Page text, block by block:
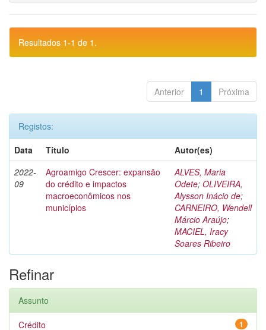
Resultados 1-1 de 1.
Anterior 1 Próxima
Registos:
Data
Título
Autor(es)
2022-
09
Agroamigo Crescer: expansão
do crédito e impactos
macroeconômicos nos
municípios
ALVES, Maria
Odete; OLIVEIRA,
Alysson Inácio de;
CARNEIRO, Wendell
Márcio Araújo;
MACIEL, Iracy
Soares Ribeiro
Refinar
Assunto
1
Crédito